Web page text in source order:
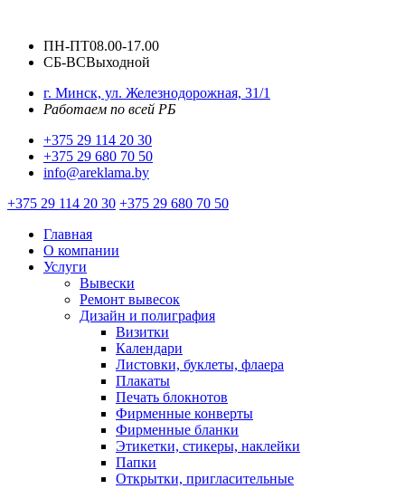
ПН-ПТ08.00-17.00
СБ-ВСВыходной
г. Минск, ул. Железнодорожная, 31/1
Работаем по всей РБ
+375 29 114 20 30
+375 29 680 70 50
info@areklama.by
+375 29 114 20 30 +375 29 680 70 50
Главная
О компании
Услуги
Вывески
Ремонт вывесок
Дизайн и полиграфия
Визитки
Календари
Листовки, буклеты, флаера
Плакаты
Печать блокнотов
Фирменные конверты
Фирменные бланки
Этикетки, стикеры, наклейки
Папки
Открытки, пригласительные